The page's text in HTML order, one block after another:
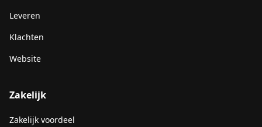
Leveren
Klachten
Website
Zakelijk
Zakelijk voordeel